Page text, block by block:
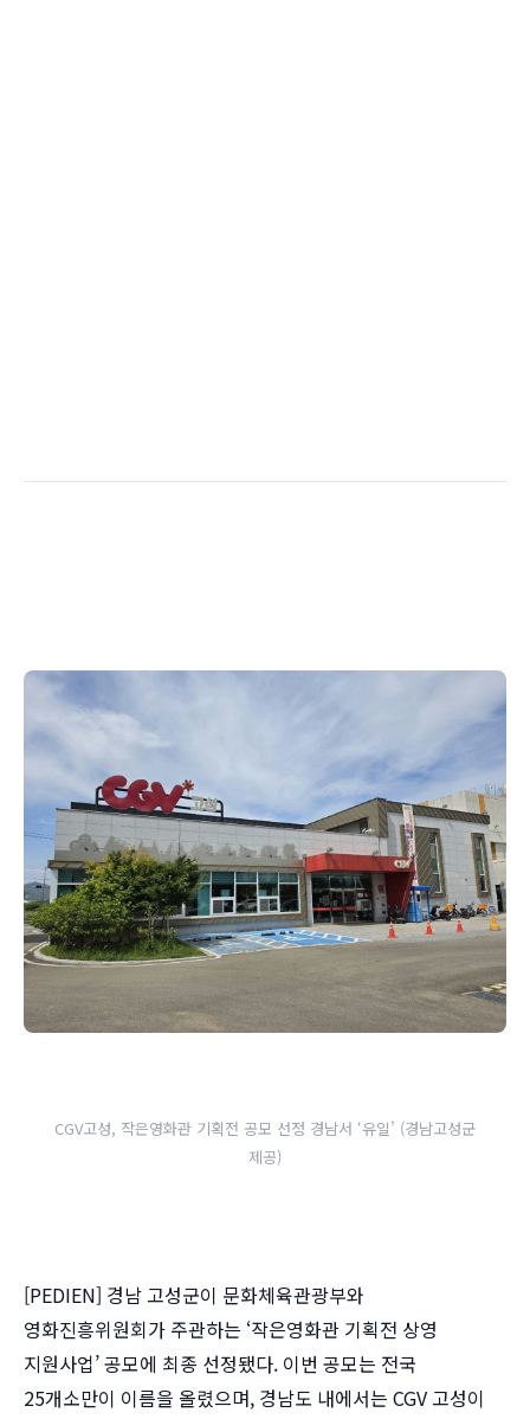
CGV고성, 작은영화관 기획전 공모 선정 경남서 ‘유일’ (경남고성군
제공)
[PEDIEN] 경남 고성군이 문화체육관광부와
영화진흥위원회가 주관하는 ‘작은영화관 기획전 상영
지원사업’ 공모에 최종 선정됐다. 이번 공모는 전국
25개소만이 이름을 올렸으며, 경남도 내에서는 CGV 고성이